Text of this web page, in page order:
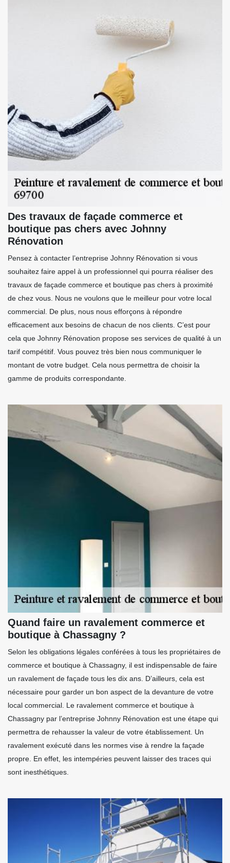
Des travaux de façade commerce et
boutique pas chers avec Johnny
Rénovation
Pensez à contacter l’entreprise Johnny Rénovation si vous
souhaitez faire appel à un professionnel qui pourra réaliser des
travaux de façade commerce et boutique pas chers à proximité
de chez vous. Nous ne voulons que le meilleur pour votre local
commercial. De plus, nous nous efforçons à répondre
efficacement aux besoins de chacun de nos clients. C’est pour
cela que Johnny Rénovation propose ses services de qualité à un
tarif compétitif. Vous pouvez très bien nous communiquer le
montant de votre budget. Cela nous permettra de choisir la
gamme de produits correspondante.
Quand faire un ravalement commerce et
boutique à Chassagny ?
Selon les obligations légales conférées à tous les propriétaires de
commerce et boutique à Chassagny, il est indispensable de faire
un ravalement de façade tous les dix ans. D’ailleurs, cela est
nécessaire pour garder un bon aspect de la devanture de votre
local commercial. Le ravalement commerce et boutique à
Chassagny par l’entreprise Johnny Rénovation est une étape qui
permettra de rehausser la valeur de votre établissement. Un
ravalement exécuté dans les normes vise à rendre la façade
propre. En effet, les intempéries peuvent laisser des traces qui
sont inesthétiques.